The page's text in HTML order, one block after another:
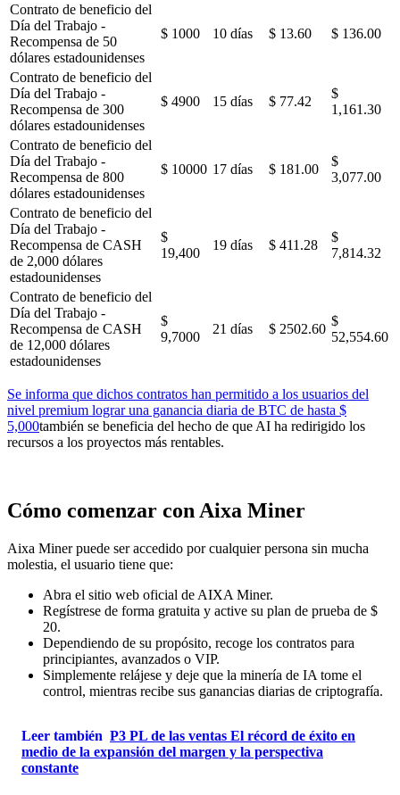
Contrato de beneficio del
Día del Trabajo -
Recompensa de 50
dólares estadounidenses
$ 1000 10 días $ 13.60 $ 136.00
Contrato de beneficio del
Día del Trabajo -
Recompensa de 300
dólares estadounidenses
$ 4900 15 días $ 77.42
$
1,161.30
Contrato de beneficio del
Día del Trabajo -
Recompensa de 800
dólares estadounidenses
$ 10000 17 días $ 181.00
$
3,077.00
Contrato de beneficio del
Día del Trabajo -
Recompensa de CASH
de 2,000 dólares
estadounidenses
$
19,400
19 días $ 411.28
$
7,814.32
Contrato de beneficio del
Día del Trabajo -
Recompensa de CASH
de 12,000 dólares
estadounidenses
$
9,7000
21 días $ 2502.60
$
52,554.60
Se informa que dichos contratos han permitido a los usuarios del
nivel premium lograr una ganancia diaria de BTC de hasta $
5,000también se beneficia del hecho de que AI ha redirigido los
recursos a los proyectos más rentables.
Cómo comenzar con Aixa Miner
Aixa Miner puede ser accedido por cualquier persona sin mucha
molestia, el usuario tiene que:
Abra el sitio web oficial de AIXA Miner.
Regístrese de forma gratuita y active su plan de prueba de $
20.
Dependiendo de su propósito, recoge los contratos para
principiantes, avanzados o VIP.
Simplemente relájese y deje que la minería de IA tome el
control, mientras recibe sus ganancias diarias de criptografía.
Leer también P3 PL de las ventas El récord de éxito en
medio de la expansión del margen y la perspectiva
constante